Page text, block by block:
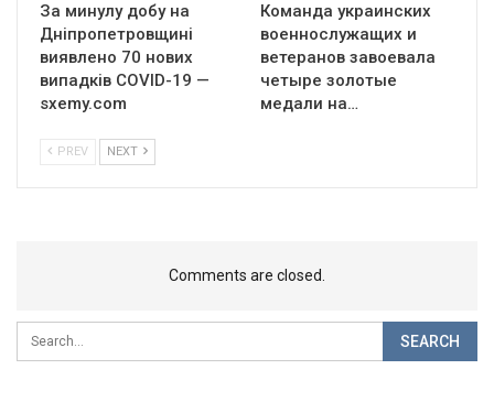
За минулу добу на
Дніпропетровщині
виявлено 70 нових
випадків COVID-19 —
sxemy.com
Команда украинских
военнослужащих и
ветеранов завоевала
четыре золотые
медали на…
PREV NEXT
Comments are closed.